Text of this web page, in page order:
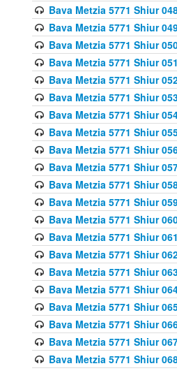
Bava Metzia 5771 Shiur
Bava Metzia 5771 Shiur
Bava Metzia 5771 Shiur
Bava Metzia 5771 Shiur
Bava Metzia 5771 Shiur
Bava Metzia 5771 Shiur
Bava Metzia 5771 Shiur
Bava Metzia 5771 Shiur
Bava Metzia 5771 Shiur
Bava Metzia 5771 Shiur
Bava Metzia 5771 Shiur
Bava Metzia 5771 Shiur
Bava Metzia 5771 Shiur
Bava Metzia 5771 Shiur
Bava Metzia 5771 Shiur
Bava Metzia 5771 Shiur
Bava Metzia 5771 Shiur
Bava Metzia 5771 Shiur
Bava Metzia 5771 Shiur
Bava Metzia 5771 Shiur
Bava Metzia 5771 Shiur